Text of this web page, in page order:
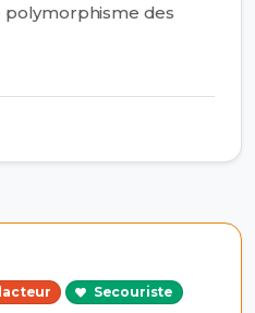
polymorphisme des
Secouriste